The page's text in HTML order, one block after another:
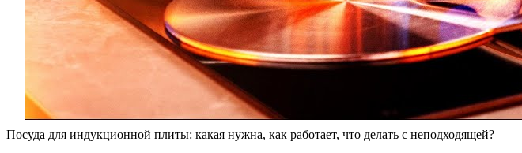
Посуда для индукционной плиты: какая нужна, как работает, что делать с неподходящей?